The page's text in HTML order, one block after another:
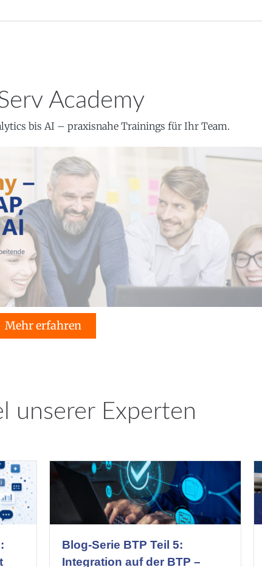
Academy
bis AI – praxisnahe Trainings für Ihr Team.
Mehr erfahren
unserer Experten
Blog-Serie BTP Teil 5:
Integration auf der BTP –